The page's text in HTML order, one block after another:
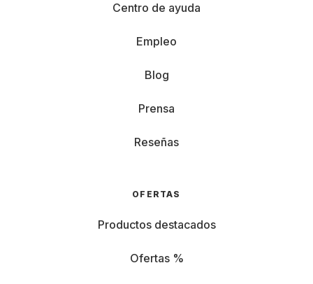
Centro de ayuda
Empleo
Blog
Prensa
Reseñas
OFERTAS
Productos destacados
Ofertas %